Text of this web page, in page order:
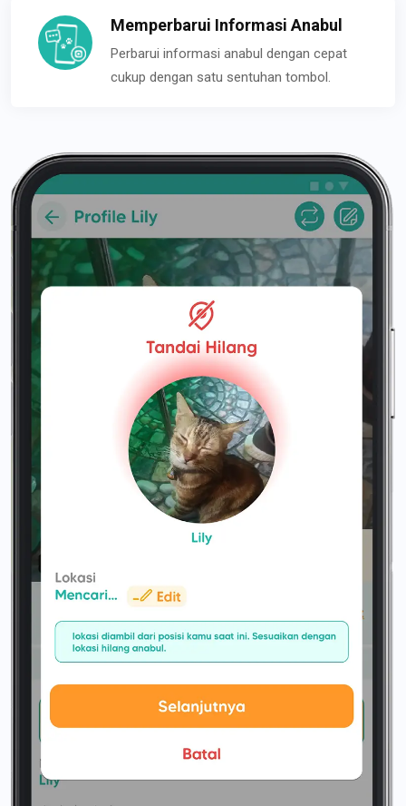
Memperbarui Informasi Anabul
Perbarui informasi anabul dengan cepat
cukup dengan satu sentuhan tombol.